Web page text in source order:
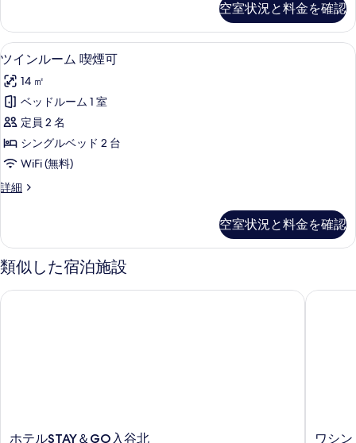
を
表
示
す
る
す
べ
て
の
写
真
を
表
示
ー
ム
禁
の
詳
細
空室状況と料金を確認
ツ
イ
ン
ル
ー
ム
煙
の
す
べ
て
デスク、遮光カーテン、WiFi (無料)
14
ツインルーム 喫煙可
14 ㎡
ベッドルーム 1 室
定員 2 名
シングルベッド 2 台
WiFi (無料)
詳細
ツ
ー
ム
喫
可
空室状況と料金を確認
類似した宿泊施設
ホ
ホテルSTAY＆GO入谷北
ホテルSTAY＆GO入谷北
ワ
ワシ
ワシン